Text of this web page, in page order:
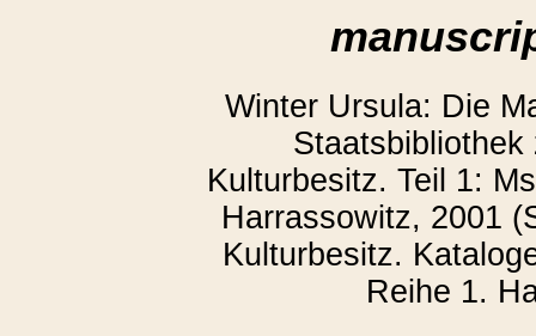
Winter Ursula: Die
Kulturbesitz. Teil 1:
Harrassowitz, 2001
Kulturbesitz.
Reihe 1.